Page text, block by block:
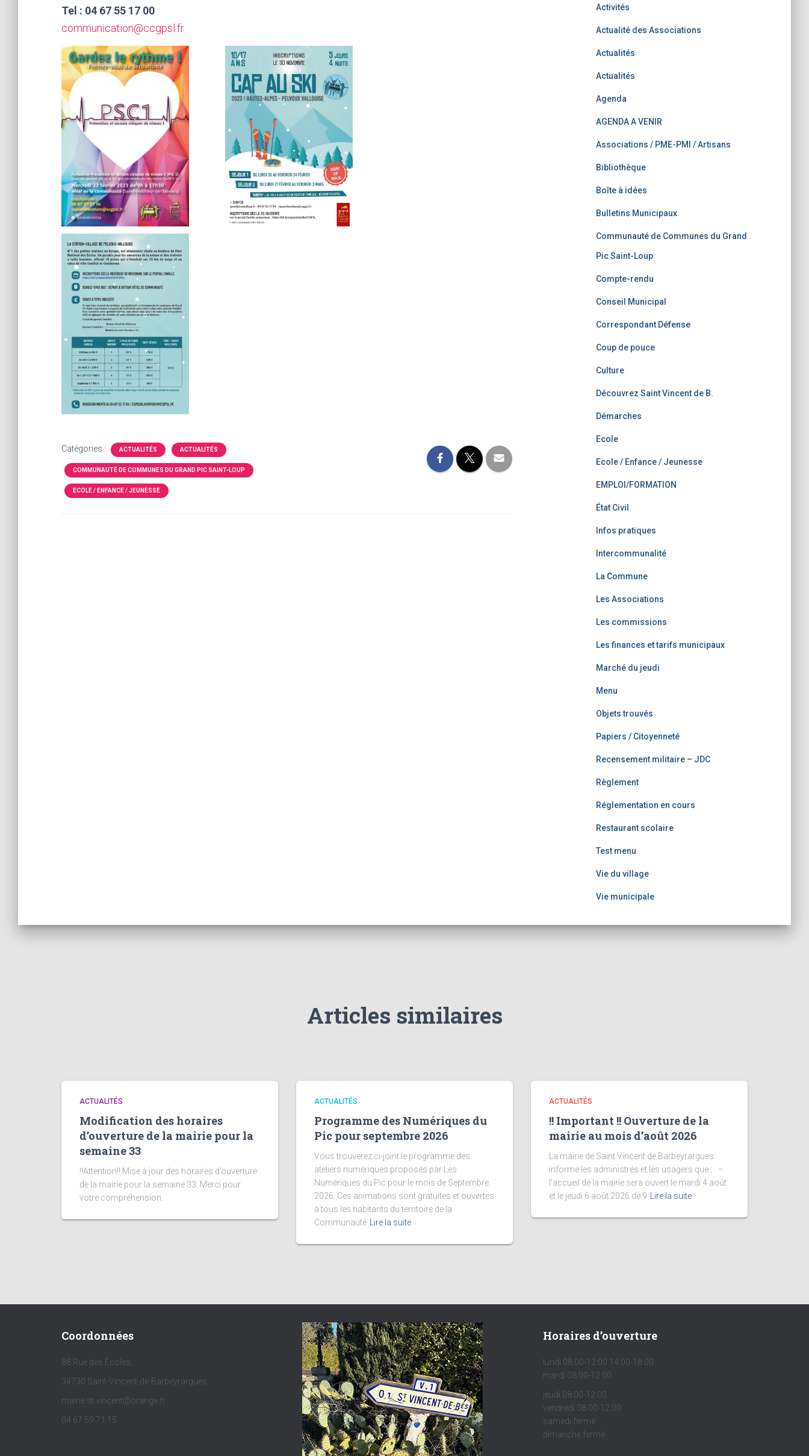
Tel : 04 67 55 17 00
communication@ccgpsl.fr
Catégories : ACTUALITÉS ACTUALITÉS
COMMUNAUTÉ DE COMMUNES DU GRAND PIC SAINT-LOUP
ECOLE / ENFANCE / JEUNESSE
Activités
Actualité des Associations
Actualités
Actualités
Agenda
AGENDA A VENIR
Associations / PME-PMI / Artisans
Bibliothèque
Boîte à idées
Bulletins Municipaux
Communauté de Communes du Grand
Pic Saint-Loup
Compte-rendu
Conseil Municipal
Correspondant Défense
Coup de pouce
Culture
Découvrez Saint Vincent de B.
Démarches
Ecole
Ecole / Enfance / Jeunesse
EMPLOI/FORMATION
État Civil
Infos pratiques
Intercommunalité
La Commune
Les Associations
Les commissions
Les finances et tarifs municipaux
Marché du jeudi
Menu
Objets trouvés
Papiers / Citoyenneté
Recensement militaire – JDC
Règlement
Réglementation en cours
Restaurant scolaire
Test menu
Vie du village
Vie municipale
Articles similaires
ACTUALITÉS
Modification des horaires
d’ouverture de la mairie pour la
semaine 33
!!Attention!! Mise à jour des horaires d’ouverture
de la mairie pour la semaine 33. Merci pour
votre compréhension.
ACTUALITÉS
Programme des Numériques du
Pic pour septembre 2026
Vous trouverez ci-joint le programme des
ateliers numériques proposés par Les
Numériques du Pic pour le mois de Septembre
2026. Ces animations sont gratuites et ouvertes
à tous les habitants du territoire de la
Communauté
Lire la suite
ACTUALITÉS
!! Important !! Ouverture de la
mairie au mois d’août 2026
La mairie de Saint Vincent de Barbeyrargues
informe les administrés et les usagers que : –
l’accueil de la mairie sera ouvert le mardi 4 août
et le jeudi 6 août 2026 de 9
Lire la suite
Coordonnées
88 Rue des Écoles,
34730 Saint-Vincent-de-Barbeyrargues
mairie.st.vincent@orange.fr
04 67 59 71 15
Horaires d’ouverture
lundi 08:00-12:00 14:00-18:00
mardi 08:00-12:00
jeudi 08:00-12:00
vendredi 08:00-12:00
samedi fermé
dimanche fermé